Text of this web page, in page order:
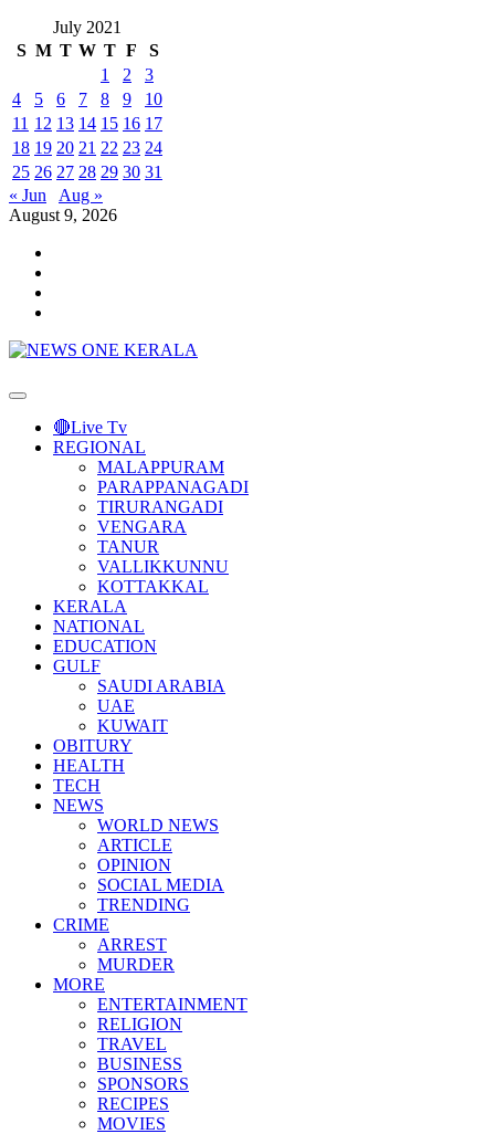
July 2021
S M T W T F
S
1
2
3
4
5 6 7 8 9
10
11 12 13 14 15 16 17
18 19 20 21 22 23 24
25 26 27 28 29 30 31
« Jun
Aug »
August 9, 2026
Primary
🔴Live Tv
REGIONAL
MALAPPURAM
PARAPPANAGADI
TIRURANGADI
VENGARA
TANUR
VALLIKKUNNU
KOTTAKKAL
KERALA
NATIONAL
EDUCATION
GULF
SAUDI ARABIA
UAE
KUWAIT
OBITURY
HEALTH
TECH
NEWS
WORLD NEWS
ARTICLE
OPINION
SOCIAL MEDIA
TRENDING
CRIME
ARREST
MURDER
MORE
ENTERTAINMENT
RELIGION
TRAVEL
BUSINESS
SPONSORS
RECIPES
MOVIES